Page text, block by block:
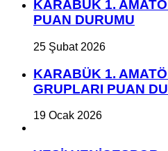
KARABÜK 1.
PUAN DURUMU
25 Şubat 2026
KARABÜK 1.
GRUPLARI PUAN
19 Ocak 2026